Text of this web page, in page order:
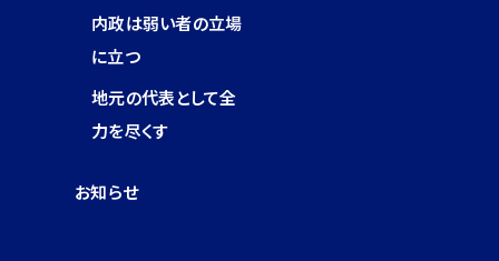
内政は弱い者の立場
に立つ
地元の代表として全
力を尽くす
お知らせ